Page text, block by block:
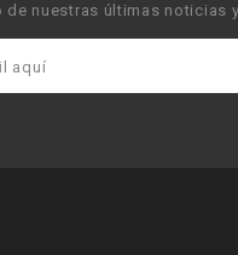
de nuestras últimas noticias